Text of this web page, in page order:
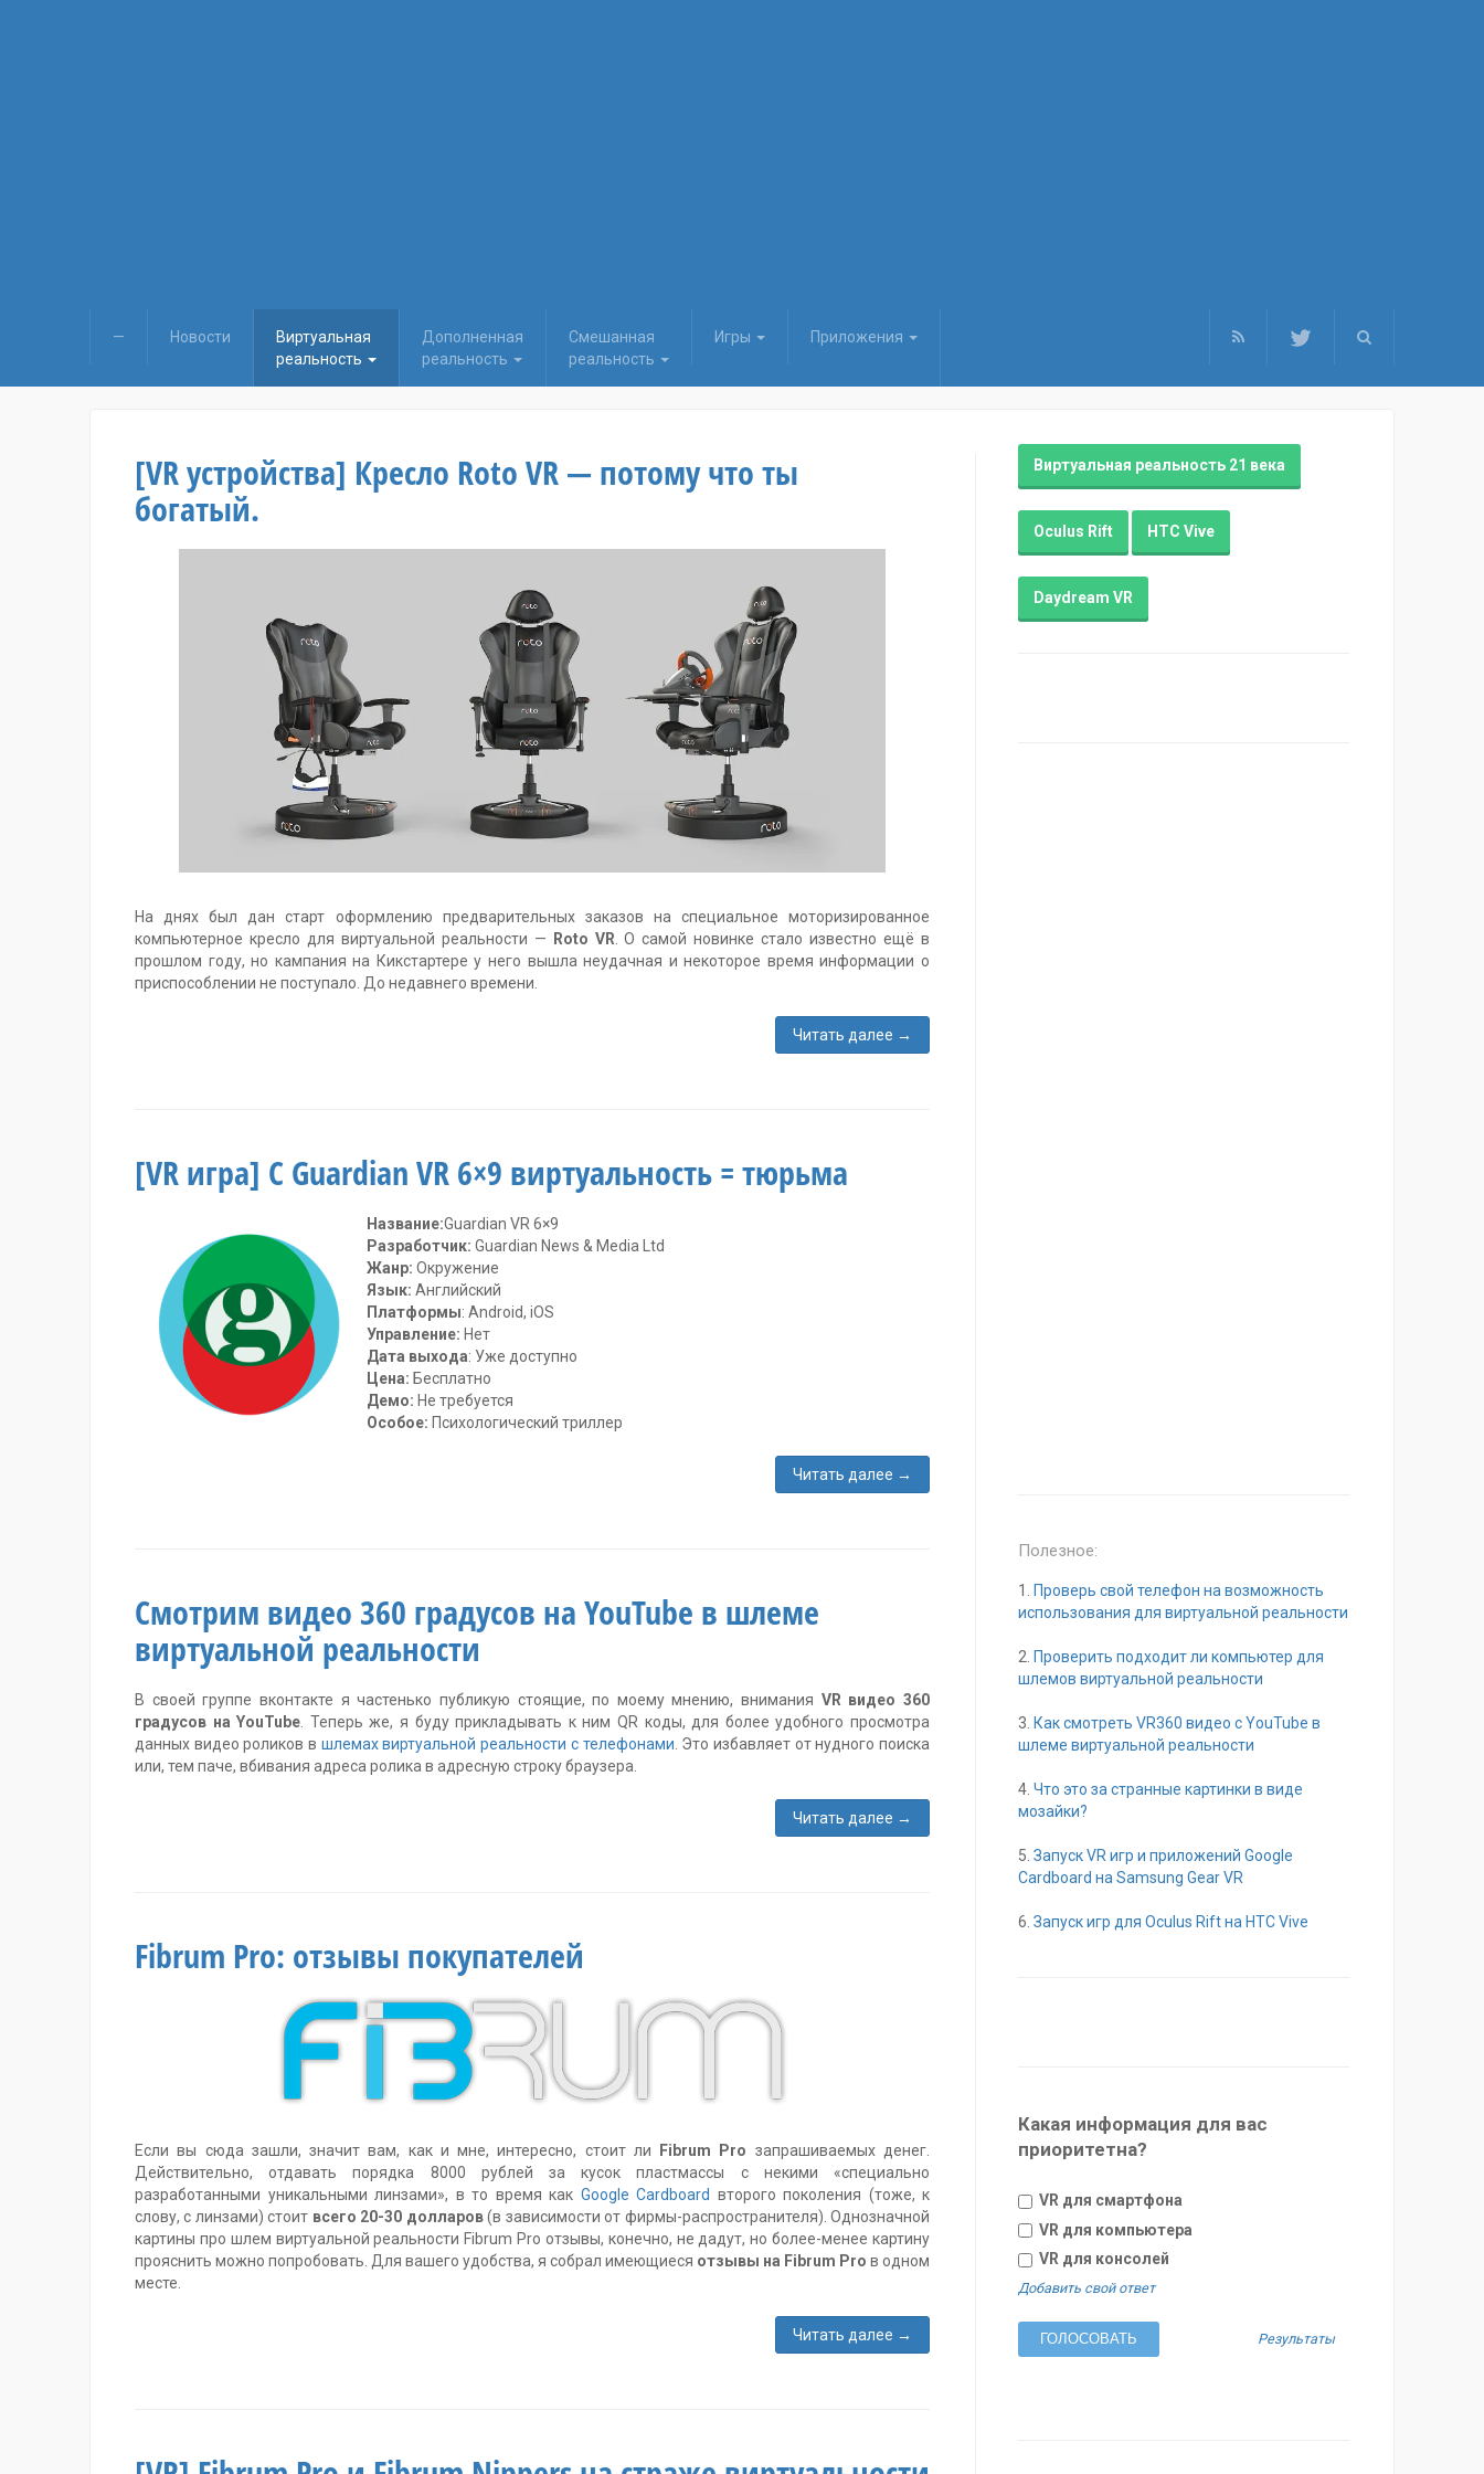
— Новости
Виртуальная
реальность
Дополненная
реальность
Смешанная
реальность
Игры Приложения
[VR устройства] Кресло Roto VR — потому что ты
богатый.
На днях был дан старт оформлению предварительных заказов на специальное моторизированное
компьютерное кресло для виртуальной реальности — Roto VR . О самой новинке стало известно ещё в
прошлом году, но кампания на Кикстартере у него вышла неудачная и некоторое время информации о
приспособлении не поступало. До недавнего времени.
Читать далее →
oculus
rift,
технологии
штуки
виртуальной
реальности
комментария
[VR игра] С Guardian VR 6×9 виртуальность = тюрьма
Название:Guardian VR 6×9
Разработчик: Guardian News & Media Ltd
Жанр: Окружение
Язык: Английский
Платформы: Android, iOS
Управление: Нет
Дата выхода: Уже доступно
Цена: Бесплатно
Демо: Не требуется
Особое: Психологический триллер
Читать далее →
Смотрим видео 360 градусов на YouTube в шлеме
виртуальной реальности
В своей группе вконтакте я частенько публикую стоящие, по моему мнению, внимания VR видео 360
градусов на YouTube . Теперь же, я буду прикладывать к ним QR коды, для более удобного просмотра
данных видео роликов в шлемах виртуальной реальности с телефонами . Это избавляет от нудного поиска
или, тем паче, вбивания адреса ролика в адресную строку браузера.
Читать далее →
Fibrum Pro: отзывы покупателей
Если вы сюда зашли, значит вам, как и мне, интересно, стоит ли Fibrum Pro запрашиваемых денег.
Действительно, отдавать порядка 8000 рублей за кусок пластмассы с некими «специально
разработанными уникальными линзами», в то время как Google Cardboard второго поколения (тоже, к
слову, с линзами) стоит всего 20-30 долларов(в зависимости от фирмы-распространителя). Однозначной
картины про шлем виртуальной реальности Fibrum Pro отзывы, конечно, не дадут, но более-менее картину
прояснить можно попробовать. Для вашего удобства, я собрал имеющиеся отзывы на Fibrum Pro в одном
месте.
Читать далее →
виртуальной
Виртуальная реальность 21 века
Oculus Rift HTC Vive
Daydream VR
Полезное:
1.
Проверь свой телефон на возможность
использования для виртуальной реальности
2. Проверить подходит ли компьютер для
шлемов виртуальной реальности
3. Как смотреть VR360 видео с YouTube в
шлеме виртуальной реальности
4. Что это за странные картинки в виде
мозайки?
5. Запуск VR игр и приложений Google
Cardboard на Samsung Gear VR
6. Запуск игр для Oculus Rift на HTC Vive
Какая информация для вас
приоритетна?
VR для смартфона
VR для компьютера
VR для консолей
Добавить свой ответ
Результаты